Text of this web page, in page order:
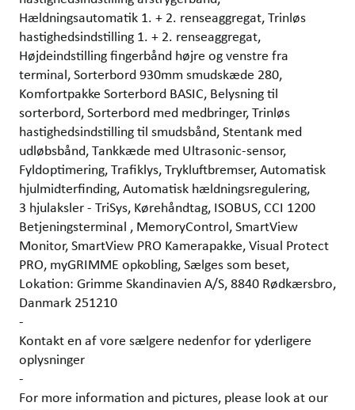
Hældningsautomatik 1. + 2. renseaggregat, Trinløs
hastighedsindstilling 1. + 2. renseaggregat,
Højdeindstilling fingerbånd højre og venstre fra
terminal, Sorterbord 930mm smudskæde 280,
Komfortpakke Sorterbord BASIC, Belysning til
sorterbord, Sorterbord med medbringer, Trinløs
hastighedsindstilling til smudsbånd, Stentank med
udløbsbånd, Tankkæde med Ultrasonic-sensor,
Fyldoptimering, Trafiklys, Trykluftbremser, Automatisk
hjulmidterfinding, Automatisk hældningsregulering,
3 hjulaksler - TriSys, Kørehåndtag, ISOBUS, CCI 1200
Betjeningsterminal , MemoryControl, SmartView
Monitor, SmartView PRO Kamerapakke, Visual Protect
PRO, myGRIMME opkobling, Sælges som beset,
Lokation: Grimme Skandinavien A/S, 8840 Rødkærsbro,
Danmark 251210
-
Kontakt en af vore sælgere nedenfor for yderligere
oplysninger
-
For more information and pictures, please look at our